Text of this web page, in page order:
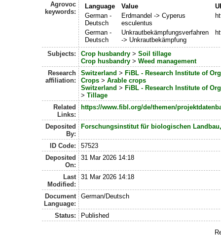
Agrovoc
keywords:
Language Value
German -
Deutsch
Erdmandel -> Cyperus
esculentus
German -
Deutsch
Unkrautbekämpfungsverfahren
-> Unkrautbekämpfung
Subjects: Crop husbandry> Soil tillage
Crop husbandry> Weed management
Research
affiliation:
Switzerland > FiBL - Research Institute of
Crops> Arable crops
Switzerland > FiBL - Research Institute of
> Tillage
Related
Links:
https://www.fibl.org/de/themen/
Deposited
By:
Forschungsinstitut für biologischen
ID Code:
57523
Deposited
On:
31 Mar 2026 14:18
Last
Modified:
31 Mar 2026 14:18
Document
Language:
German/Deutsch
Status: Published